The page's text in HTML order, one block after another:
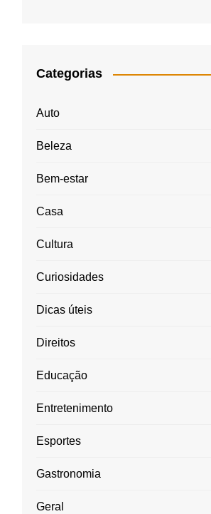
Categorias
Auto
Beleza
Bem-estar
Casa
Cultura
Curiosidades
Dicas úteis
Direitos
Educação
Entretenimento
Esportes
Gastronomia
Geral